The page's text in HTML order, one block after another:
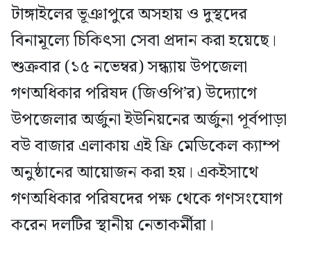
টাঙ্গাইলের ভূঞাপুরে অসহায় ও দুস্থদের
বিনামূল্যে চিকিৎসা সেবা প্রদান করা হয়েছে।
শুক্রবার (১৫ নভেম্বর) সন্ধ্যায় উপজেলা
গণঅধিকার পরিষদ (জিওপি’র) উদ্যোগে
উপজেলার অর্জুনা ইউনিয়নের অর্জুনা পূর্বপাড়া
বউ বাজার এলাকায় এই ফ্রি মেডিকেল ক্যাম্প
অনুষ্ঠানের আয়োজন করা হয়। একইসাথে
গণঅধিকার পরিষদের পক্ষ থেকে গণসংযোগ
করেন দলটির স্থানীয় নেতাকর্মীরা।